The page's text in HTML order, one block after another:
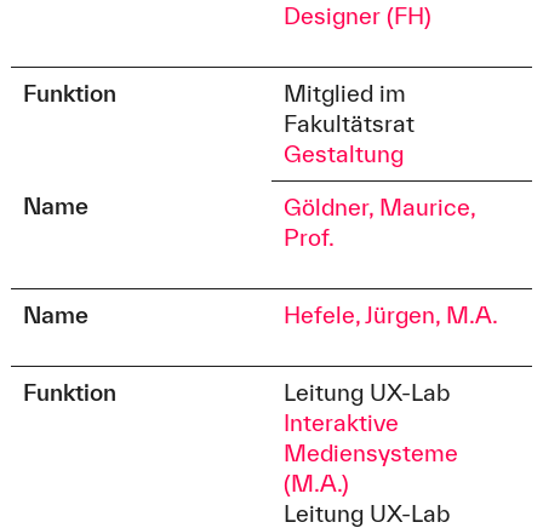
Designer (FH)
Funktion
Mitglied im
Fakultätsrat
Gestaltung
Name
Göldner, Maurice,
Prof.
Name Hefele, Jürgen, M.A.
Funktion
Leitung UX-Lab
Interaktive
Mediensysteme
(M.A.)
Leitung UX-Lab